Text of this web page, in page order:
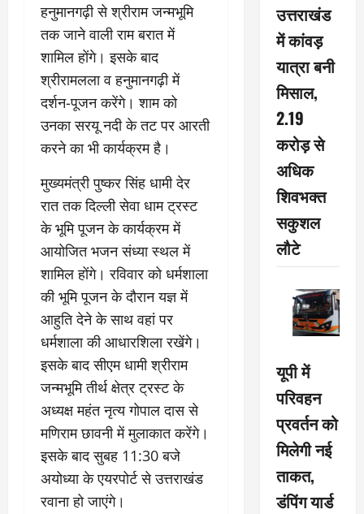
हनुमानगढ़ी से श्रीराम जन्मभूमि
तक जाने वाली राम बरात में
शामिल होंगे। इसके बाद
श्रीरामलला व हनुमानगढ़ी में
दर्शन-पूजन करेंगे। शाम को
उनका सरयू नदी के तट पर आरती
करने का भी कार्यक्रम है।
मुख्यमंत्री पुष्कर सिंह धामी देर
रात तक दिल्ली सेवा धाम ट्रस्ट
के भूमि पूजन के कार्यक्रम में
आयोजित भजन संध्या स्थल में
शामिल होंगे। रविवार को धर्मशाला
की भूमि पूजन के दौरान यज्ञ में
आहुति देने के साथ वहां पर
धर्मशाला की आधारशिला रखेंगे।
इसके बाद सीएम धामी श्रीराम
जन्मभूमि तीर्थ क्षेत्र ट्रस्ट के
अध्यक्ष महंत नृत्य गोपाल दास से
मणिराम छावनी में मुलाकात करेंगे।
इसके बाद सुबह 11:30 बजे
अयोध्या के एयरपोर्ट से उत्तराखंड
रवाना हो जाएंगे।
उत्तराखंड
में कांवड़
यात्रा बनी
मिसाल,
2.19
करोड़ से
अधिक
शिवभक्त
सकुशल
लौटे
यूपी में
परिवहन
प्रवर्तन को
मिलेगी नई
ताकत,
डंपिंग यार्ड